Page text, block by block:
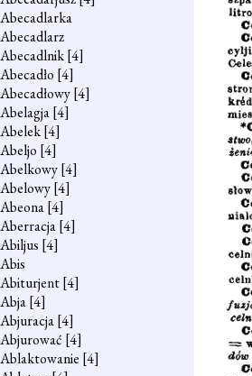
Abecadlarka
Abecadlarz
Abecadlnik[4]
Abecadło [4]
Abecadłowy[4]
Abelagja[4]
Abelek[4]
Abeljo [4]
Abelkowy[4]
Abelowy[4]
Abeona[4]
Aberracja[4]
Abiljus [4]
Abis
Abiturjent[4]
Abja[4]
Abjuracja[4]
Abjurować [4]
Ablaktowanie [4]